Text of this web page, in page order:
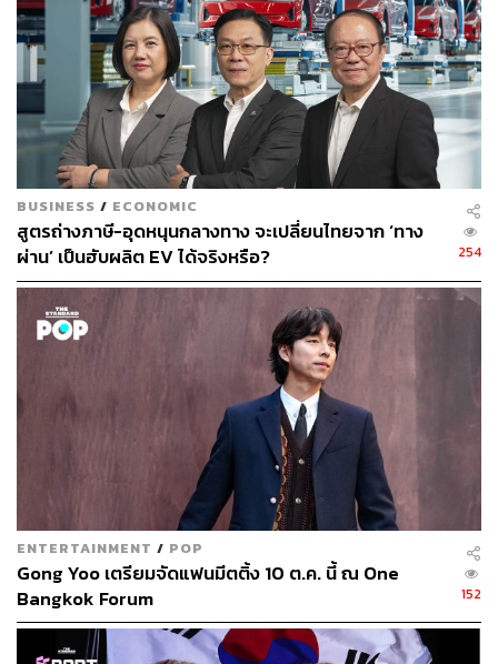
สหรัฐฯ ดีกว่าที่เคยเป็นในรอบหลายสิบปี โดยมีการติดต่อ
สื่อสารระหว่างกองทัพมากขึ้น ขณะที่สหรัฐฯ ก็พยายาม
พบปะกับทางการจีน และรักษาช่องทางสื่อสารตลอด
“เกี่ยวกับการขายอาวุธให้ไต้หวัน ผมอยากจะแยกเรื่องอิหร่าน
กับไต้หวันออกจากกันให้ชัดเจน” เฮกเซธย้ำว่า สหรัฐฯ รู้สึก
พอใจกับคลังอาวุธที่มีอยู่ และพร้อมที่จะกลับมาต่อสู้กับ
อิหร่านหากจำเป็น
ทั้งนี้ ริชาร์ด วอล์กเกอร์ (Richard Walker) บรรณาธิการ
บริหารข่าวต่างประเทศของ DW ตั้งข้อสังเกตว่า เฮกเซธไม่
ได้กล่าวถึงไต้หวันเลยแม้แต่ครั้งเดียวในสุนทรพจน์ของเขา
และเมื่อถูกถามเกี่ยวกับการระงับการขายอาวุธให้ไต้หวัน
เขาก็ตอบว่า เรื่องนี้ขึ้นอยู่กับประธานาธิบดี โดนัลด์ ทรัมป์
เท่านั้น
ขณะที่ จอร์จ แมตเทส (Georg Mattes) หัวหน้าสำนักข่าว DW
ประจำภูมิภาคเอเชียแปซิฟิกวิเคราะห์ว่า ประเด็นสำคัญใน
สุนทรพจน์ของเฮกเซธคือการส่งสัญญาณว่า เวทีแชงกรีลามี
ความจำเป็นน้อยลง แต่สิ่งที่จำเป็นมากขึ้นคือการสั่งสมกำลัง
ทหารและการป้องปราม
“ผมคิดว่า นั่นเป็นสถานการณ์ที่น่าหนักใจเล็กน้อยสำหรับ
เอเชียตะวันออกเฉียงใต้” เขาประมวลเหตุการณ์
BUSINESS / ECONOMIC
สูตรถ่างภาษี-อุดหนุนกลางทาง จะเปลี่ยนไทยจาก ‘ทาง
ผ่าน’ เป็นฮับผลิต EV ได้จริงหรือ?
254
ENTERTAINMENT / POP
Gong Yoo เตรียมจัดแฟนมีตติ้ง 10 ต.ค. นี้ ณ One
Bangkok Forum
152